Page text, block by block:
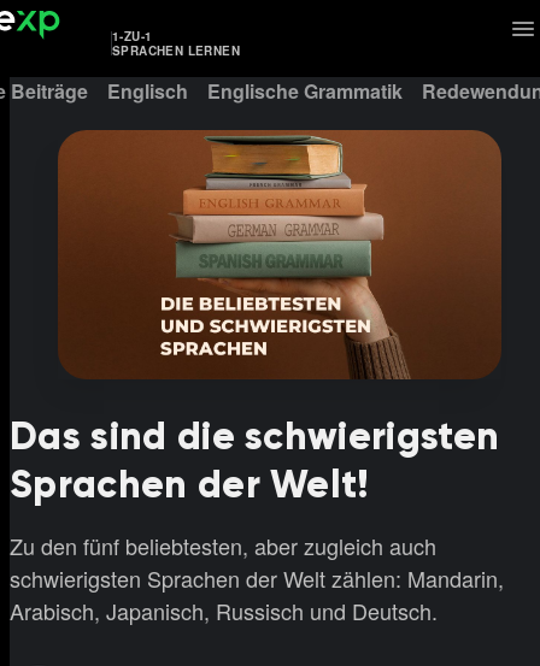
1-ZU-1
SPRACHEN LERNEN
Beiträge Englisch Englische Grammatik
Das sind die schwierigsten
Sprachen der Welt!
Zu den fünf beliebtesten, aber zugleich auch
schwierigsten Sprachen der Welt zählen: Mandarin,
Arabisch, Japanisch, Russisch und Deutsch.